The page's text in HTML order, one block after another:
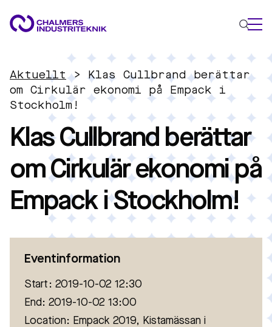
VAD VI GÖR
VÅRA EXPERTOMRÅDEN
Cirkulär ekonomi
Energi
Innovationsledning
Material
Tillämpad AI
AKTUELLT
OM OSS
KONTAKTA OSS
Aktuellt >Klas Cullbrand berättar
om Cirkulär ekonomi på Empack i
Stockholm!
Klas Cullbrand berättar
om Cirkulär ekonomi på
Empack i Stockholm!
Eventinformation
Start: 2019-10-02 12:30
End: 2019-10-02 13:00
Location: Empack 2019, Kistamässan i